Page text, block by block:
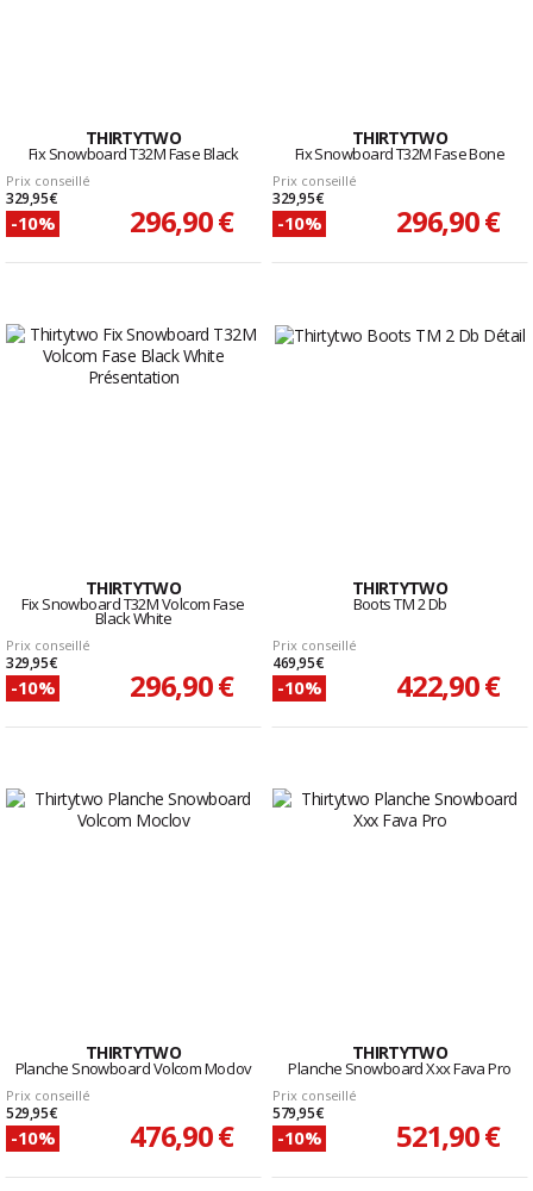
THIRTYTWO
Fix Snowboard T32M Fase Black
Prix conseillé
329,95 €
-10% 296,90 €
THIRTYTWO
Fix Snowboard T32M Fase Bone
Prix conseillé
329,95 €
-10% 296,90 €
THIRTYTWO
Fix Snowboard T32M Volcom Fase
Black White
Prix conseillé
329,95 €
-10% 296,90 €
THIRTYTWO
Boots TM 2 Db
Prix conseillé
469,95 €
-10% 422,90 €
THIRTYTWO
Planche Snowboard Volcom Moclov
Prix conseillé
529,95 €
-10% 476,90 €
THIRTYTWO
Planche Snowboard Xxx Fava Pro
Prix conseillé
579,95 €
-10% 521,90 €